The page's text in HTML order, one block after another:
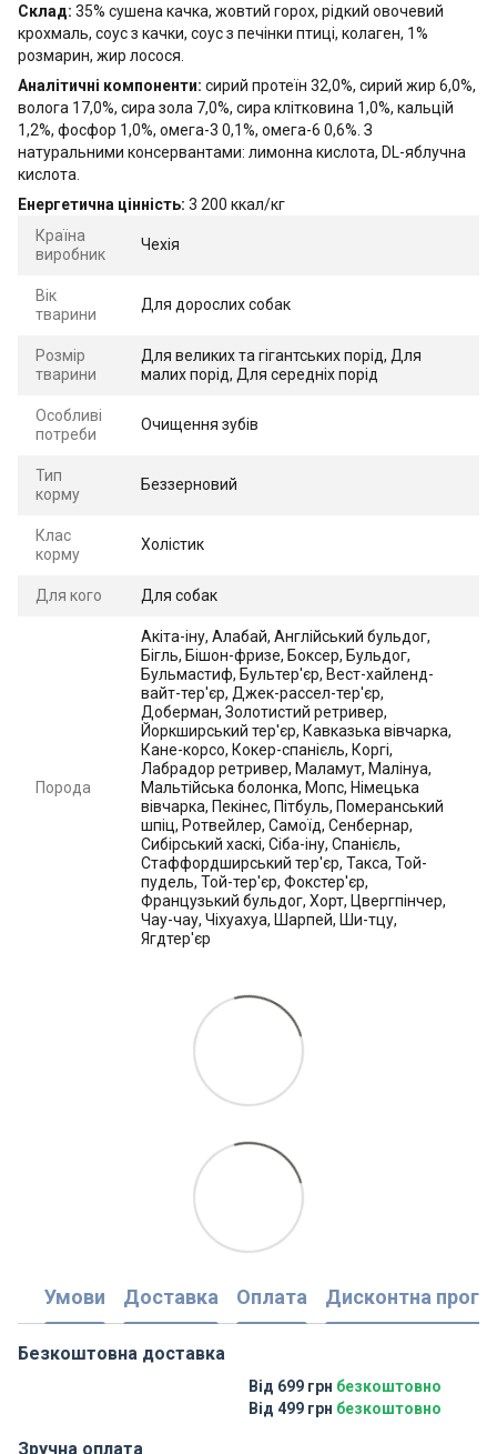
Склад: 35% сушена качка, жовтий горох, рідкий овочевий
крохмаль, соус з качки, соус з печінки птиці, колаген, 1%
розмарин, жир лосося.
Аналітичні компоненти: сирий протеїн 32,0%, cирий жир 6,0%,
волога 17,0%, сира зола 7,0%, сира клітковина 1,0%, кальцій
1,2%, фосфор 1,0%, омега-3 0,1%, омега-6 0,6%. З
натуральними консервантами: лимонна кислота, DL-яблучна
кислота.
Енергетична цінність: 3 200 ккал/кг
Країна
виробник
Чехія
Вік
тварини
Для дорослих собак
Розмір
тварини
Для великих та гігантських порід, Для
малих порід, Для середніх порід
Особливі
потреби
Очищення зубів
Тип
корму
Беззерновий
Клас
корму
Холістик
Для кого Для собак
Порода
Акіта-іну, Алабай, Англійський бульдог,
Бігль, Бішон-фризе, Боксер, Бульдог,
Бульмастиф, Бультер'єр, Вест-хайленд-
вайт-тер'єр, Джек-рассел-тер'єр,
Доберман, Золотистий ретривер,
Йоркширський тер'єр, Кавказька вівчарка,
Кане-корсо, Кокер-спанієль, Коргі,
Лабрадор ретривер, Маламут, Малінуа,
Мальтійська болонка, Мопс, Німецька
вівчарка, Пекінес, Пітбуль, Померанський
шпіц, Ротвейлер, Самоїд, Сенбернар,
Сибірський хаскі, Сіба-іну, Спанієль,
Стаффордширський тер'єр, Такса, Той-
пудель, Той-тер'єр, Фокстер'єр,
Французький бульдог, Хорт, Цвергпінчер,
Чау-чау, Чіхуахуа, Шарпей, Ши-тцу,
Ягдтер'єр
Умови Доставка Оплата Дисконтна
Безкоштовна доставка
Від 699 грн безкоштовно
Від 499 грн безкоштовно
Зручна оплата